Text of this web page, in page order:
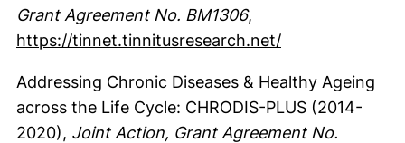
Grant Agreement No. BM1306,
https://tinnet.tinnitusresearch.net/(externer Link,
Addressing Chronic Diseases & Healthy Ageing
across the Life Cycle: CHRODIS-PLUS (2014-
2020), Joint Action, Grant Agreement No.